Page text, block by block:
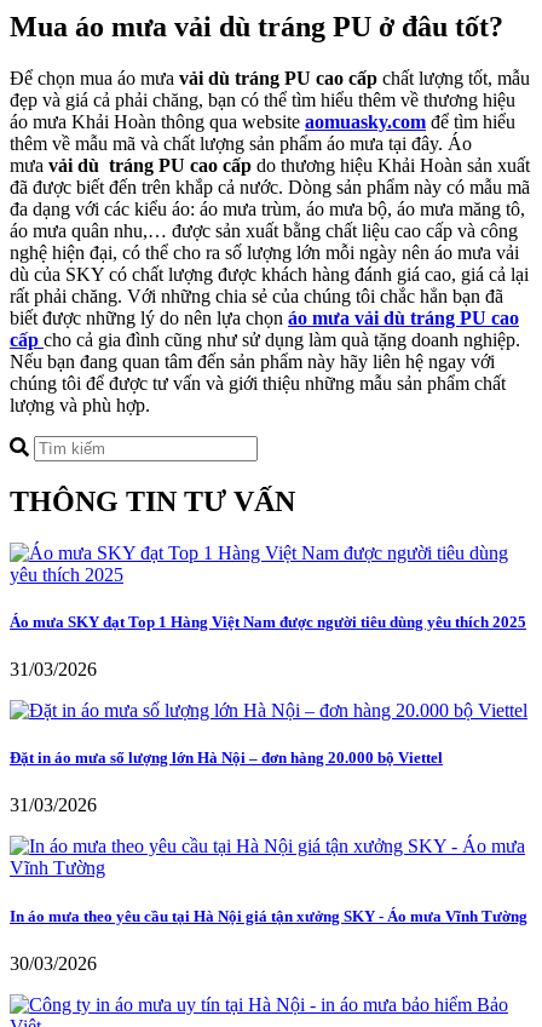
Mua áo mưa vải dù tráng PU ở đâu tốt?
Để chọn mua áo mưa vải dù tráng PU cao cấp chất lượng tốt, mẫu
đẹp và giá cả phải chăng, bạn có thể tìm hiểu thêm về thương hiệu
áo mưa Khải Hoàn thông qua website aomuasky.com để tìm hiểu
thêm về mẫu mã và chất lượng sản phẩm áo mưa tại đây. Áo
mưa vải dù tráng PU cao cấp do thương hiệu Khải Hoàn sản xuất
đã được biết đến trên khắp cả nước. Dòng sản phẩm này có mẫu mã
đa dạng với các kiểu áo: áo mưa trùm, áo mưa bộ, áo mưa măng tô,
áo mưa quân nhu,… được sản xuất bằng chất liệu cao cấp và công
nghệ hiện đại, có thể cho ra số lượng lớn mỗi ngày nên áo mưa vải
dù của SKY có chất lượng được khách hàng đánh giá cao, giá cả lại
rất phải chăng. Với những chia sẻ của chúng tôi chắc hẳn bạn đã
biết được những lý do nên lựa chọn áo mưa vải dù tráng PU cao
cấp cho cả gia đình cũng như sử dụng làm quà tặng doanh nghiệp.
Nếu bạn đang quan tâm đến sản phẩm này hãy liên hệ ngay với
chúng tôi để được tư vấn và giới thiệu những mẫu sản phẩm chất
lượng và phù hợp.
THÔNG TIN TƯ VẤN
Áo mưa SKY đạt Top 1 Hàng Việt Nam được người tiêu dùng yêu thích 2025
31/03/2026
Đặt in áo mưa số lượng lớn Hà Nội – đơn hàng 20.000 bộ Viettel
31/03/2026
In áo mưa theo yêu cầu tại Hà Nội giá tận xưởng SKY - Áo mưa Vĩnh Tường
30/03/2026